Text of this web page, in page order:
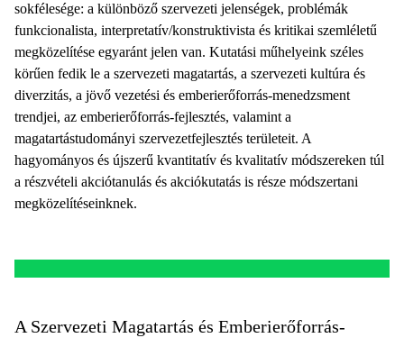
sokfélesége: a különböző szervezeti jelenségek, problémák
funkcionalista, interpretatív/konstruktivista és kritikai szemléletű
megközelítése egyaránt jelen van. Kutatási műhelyeink széles
körűen fedik le a szervezeti magatartás, a szervezeti kultúra és
diverzitás, a jövő vezetési és emberierőforrás-menedzsment
trendjei, az emberierőforrás-fejlesztés, valamint a
magatartástudományi szervezetfejlesztés területeit. A
hagyományos és újszerű kvantitatív és kvalitatív módszereken túl
a részvételi akciótanulás és akciókutatás is része módszertani
megközelítéseinknek.
A Szervezeti Magatartás és Emberierőforrás-